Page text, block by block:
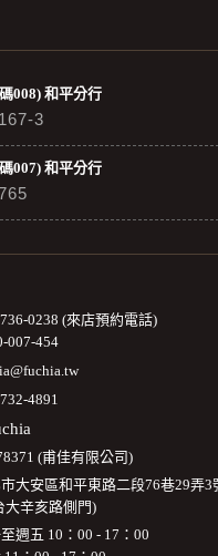
008) 和平分行
3
007) 和平分行
0238 (來店預約電話)
007-454
4891
(甫佳有限公司)
大安區和平東路二段76巷29弄3
大辛亥路側門)
週五 10：00 - 17：00